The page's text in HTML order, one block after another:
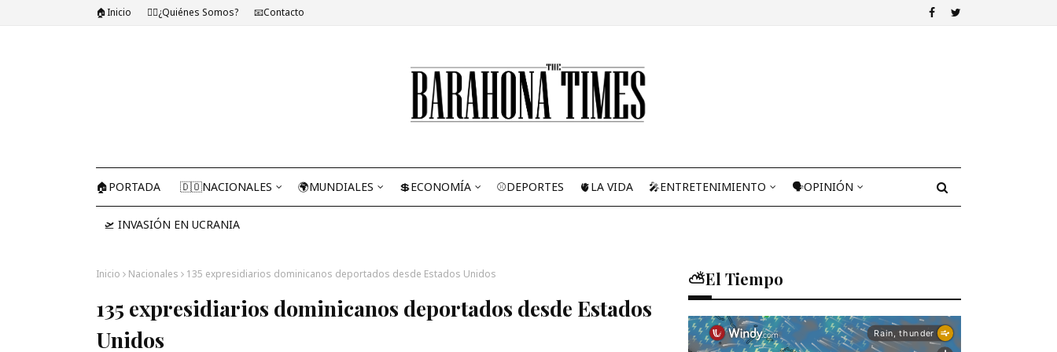
🏠Inicio 🤷‍♂️¿Quiénes Somos? 📧Contacto
🏠PORTADA 🇩🇴NACIONALES 🌍MUNDIALES 💲ECONOMÍA ⚾DEPORTES 🫀LA VIDA 🎤ENTRETENIMIENTO 🗣OPINIÓN
🛫 INVASIÓN EN UCRANIA
Inicio Nacionales 135 expresidiarios dominicanos deportados desde Estados Unidos
135 expresidiarios dominicanos deportados desde Estados
Unidos
⛅El Tiempo